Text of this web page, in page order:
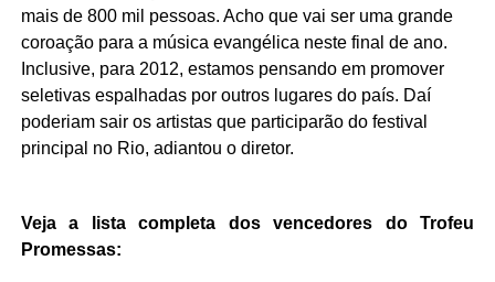
mais de 800 mil pessoas. Acho que vai ser uma grande
coroação para a música evangélica neste final de ano.
Inclusive, para 2012, estamos pensando em promover
seletivas espalhadas por outros lugares do país. Daí
poderiam sair os artistas que participarão do festival
principal no Rio, adiantou o diretor.
Veja a lista completa dos vencedores do Trofeu
Promessas: